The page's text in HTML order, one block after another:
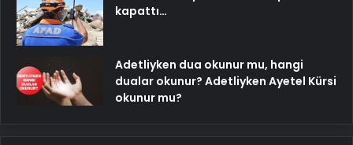
kapattı…
Adetliyken dua okunur mu, hangi
dualar okunur? Adetliyken Ayetel Kürsi
okunur mu?